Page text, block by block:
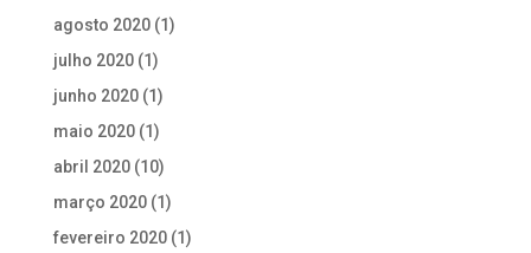
agosto 2020(1)
julho 2020(1)
junho 2020(1)
maio 2020(1)
abril 2020(10)
março 2020(1)
fevereiro 2020(1)